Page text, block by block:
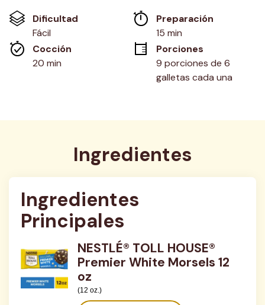
en
misma
página.
Dificultad
Fácil
Preparación
15 min
Cocción
20 min
Porciones
9 porciones de 6
galletas cada una
Ingredientes
Ingredientes
Principales
NESTLÉ® TOLL HOUSE®
Premier White Morsels 12
oz
(12 oz.)